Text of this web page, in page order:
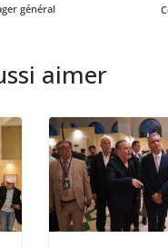
général
aimer